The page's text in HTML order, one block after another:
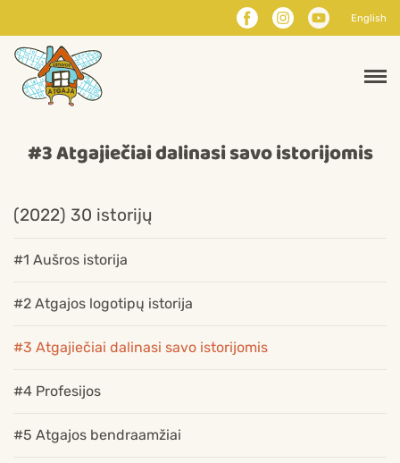
English
#3 Atgajiečiai dalinasi savo istorijomis
(2022) 30 istorijų
#1 Aušros istorija
#2 Atgajos logotipų istorija
#3 Atgajiečiai dalinasi savo istorijomis
#4 Profesijos
#5 Atgajos bendraamžiai